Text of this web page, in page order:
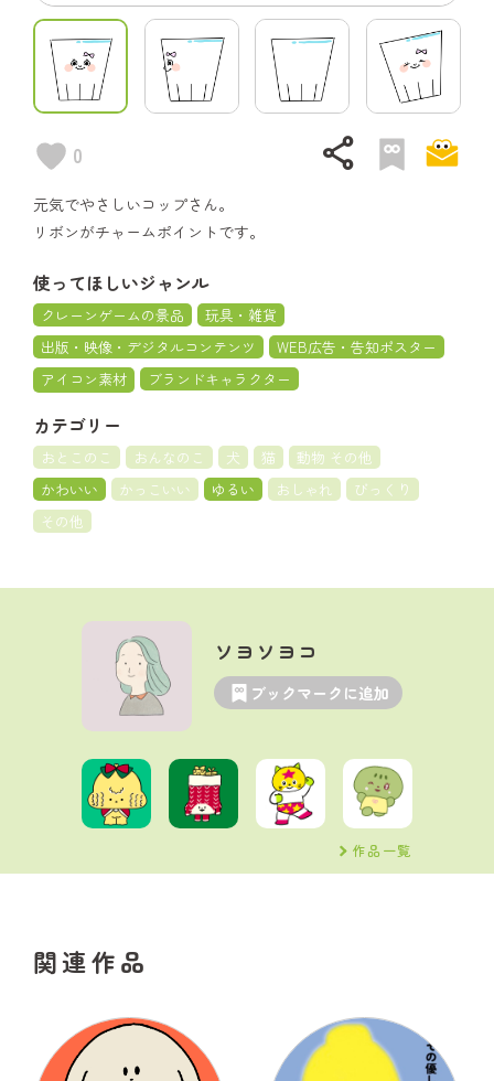
0 share
元気でやさしいコップさん。
リボンがチャームポイントです。
使ってほしいジャンル
クレーンゲームの景品
玩具・雑貨
出版・映像・デジタルコンテンツ
WEB広告・告知ポスター
アイコン素材
ブランドキャラクター
カテゴリー
おとこのこ おんなのこ 犬 猫
動物 その他
かわいい
かっこいい ゆるい おしゃれ
びっくり
その他
ソヨソヨコ
ブックマークに追加
作品一覧
関連作品